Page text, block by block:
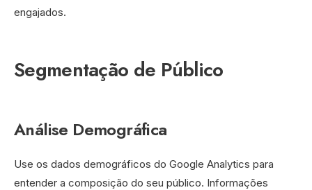
engajados.
Segmentação de Público
Análise Demográfica
Use os dados demográficos do Google Analytics para
entender a composição do seu público. Informações